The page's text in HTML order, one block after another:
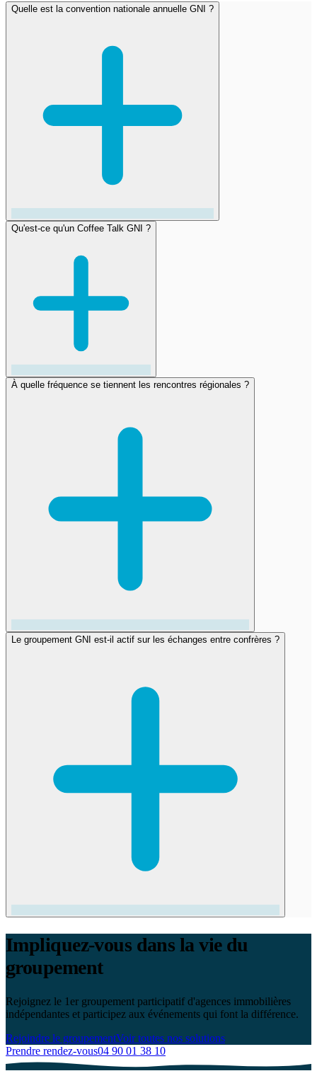
Quelle est la convention nationale annuelle GNI ?
Qu'est-ce qu'un Coffee Talk GNI ?
À quelle fréquence se tiennent les rencontres régionales ?
Le groupement GNI est-il actif sur les échanges entre confrères ?
Impliquez-vous dans la vie du
groupement
Rejoignez le 1er groupement participatif d'agences immobilières
indépendantes et participez aux événements qui font la différence.
Rejoindre le groupementVoir toutes nos solutions
Prendre rendez-vous04 90 01 38 10